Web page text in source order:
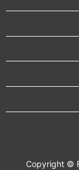
Copyright ©